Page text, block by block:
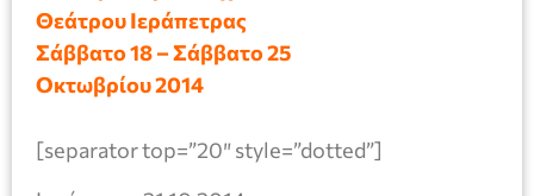
Θεάτρου Ιεράπετρας
Σάββατο 18 – Σάββατο 25
Οκτωβρίου 2014
[separator top=”20″ style=”dotted”]